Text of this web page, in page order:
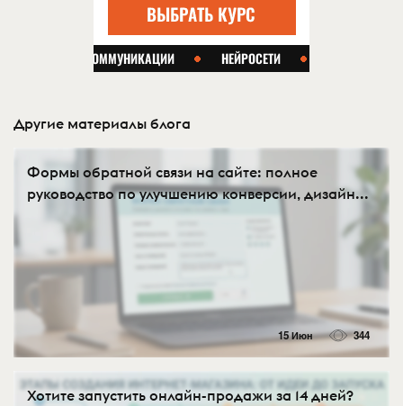
Другие материалы блога
Формы обратной связи на сайте: полное
руководство по улучшению конверсии, дизайн...
15 Июн 344
Хотите запустить онлайн-продажи за 14 дней?